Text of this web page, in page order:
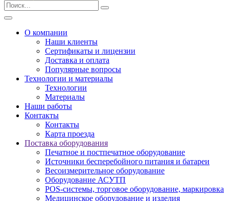
О компании
Наши клиенты
Сертификаты и лицензии
Доставка и оплата
Популярные вопросы
Технологии и материалы
Технологии
Материалы
Наши работы
Контакты
Контакты
Карта проезда
Поставка оборудования
Печатное и постпечатное оборудование
Источники бесперебойного питания и батареи
Весоизмерительное оборудование
Оборудование АСУТП
POS-системы, торговое оборудование, маркировка
Медицинское оборудование и изделия